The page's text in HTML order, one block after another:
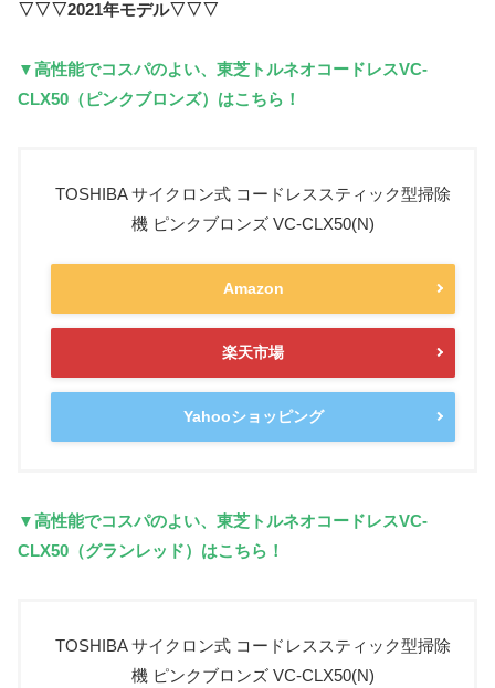
▽▽▽2021年モデル▽▽▽
▼高性能でコスパのよい、東芝トルネオコードレスVC-
CLX50（ピンクブロンズ）はこちら！
TOSHIBA サイクロン式 コードレススティック型掃除
機 ピンクブロンズ VC-CLX50(N)
Amazon
楽天市場
Yahooショッピング
▼高性能でコスパのよい、東芝トルネオコードレスVC-
CLX50（グランレッド）はこちら！
TOSHIBA サイクロン式 コードレススティック型掃除
機 ピンクブロンズ VC-CLX50(N)